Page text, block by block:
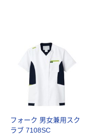
フォーク 男女兼用スク
ラブ 7108SC